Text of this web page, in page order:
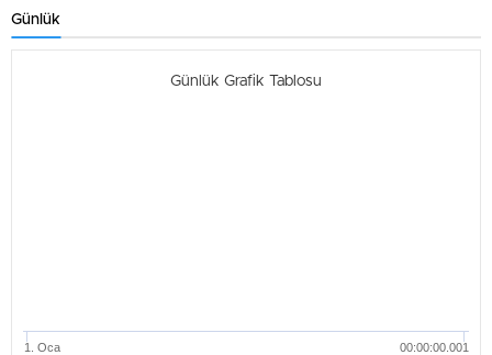
Günlük
Günlük Grafik Tablosu
1. Oca 00:00:00.001